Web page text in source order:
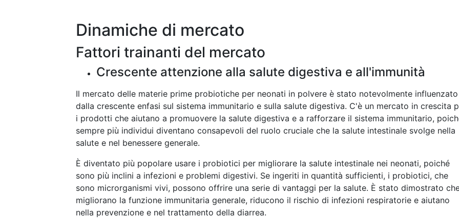
Dinamiche di mercato
Fattori trainanti del mercato
Crescente attenzione alla salute digestiva e all'immunità
Il mercato delle materie prime probiotiche per neonati in polvere è stato notevolmente influenzato
dalla crescente enfasi sul sistema immunitario e sulla salute digestiva. C'è un mercato in crescita
i prodotti che aiutano a promuovere la salute digestiva e a rafforzare il sistema immunitario,
sempre più individui diventano consapevoli del ruolo cruciale che la salute intestinale svolge nella
salute e nel benessere generale.
È diventato più popolare usare i probiotici per migliorare la salute intestinale nei neonati, poiché
sono più inclini a infezioni e problemi digestivi. Se ingeriti in quantità sufficienti, i probiotici, che
sono microrganismi vivi, possono offrire una serie di vantaggi per la salute. È stato dimostrato
migliorano la funzione immunitaria generale, riducono il rischio di infezioni respiratorie e aiutano
nella prevenzione e nel trattamento della diarrea.